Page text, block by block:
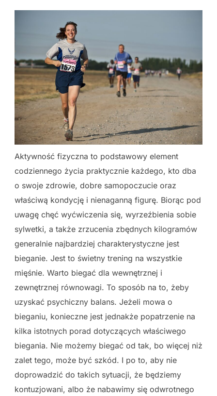
Aktywność fizyczna to podstawowy element
codziennego życia praktycznie każdego, kto dba
o swoje zdrowie, dobre samopoczucie oraz
właściwą kondycję i nienaganną figurę. Biorąc pod
uwagę chęć wyćwiczenia się, wyrzeźbienia sobie
sylwetki, a także zrzucenia zbędnych kilogramów
generalnie najbardziej charakterystyczne jest
bieganie. Jest to świetny trening na wszystkie
mięśnie. Warto biegać dla wewnętrznej i
zewnętrznej równowagi. To sposób na to, żeby
uzyskać psychiczny balans. Jeżeli mowa o
bieganiu, konieczne jest jednakże popatrzenie na
kilka istotnych porad dotyczących właściwego
biegania. Nie możemy biegać od tak, bo więcej niż
zalet tego, może być szkód. I po to, aby nie
doprowadzić do takich sytuacji, że będziemy
kontuzjowani, albo że nabawimy się odwrotnego